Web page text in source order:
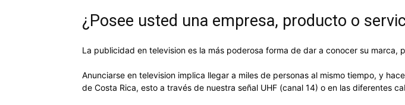
C
I
O
¿Posee usted una empresa, producto o
La publicidad en television es la más poderosa forma de dar a conocer su marca,
Anunciarse en television implica llegar a miles de personas al mismo tiempo, y
de Costa Rica, esto a través de nuestra señal UHF (canal 14) o en las diferentes